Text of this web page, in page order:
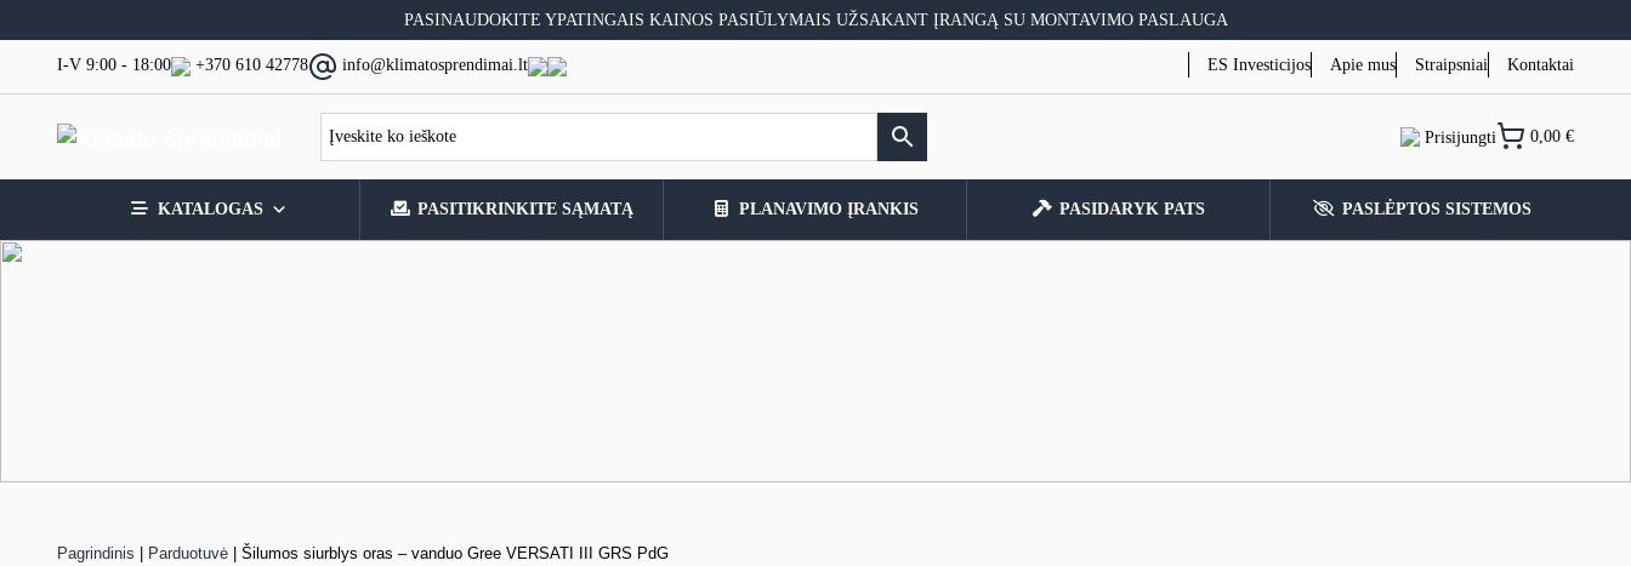
to
PASINAUDOKITE YPATINGAIS KAINOS PASIŪLYMAIS UŽSAKANT ĮRANGĄ SU MONTAVIMO PASLAUGA
I-V 9:00 - 18:00 +370 610 42778 info@klimatosprendimai.lt ES Investicijos Apie mus Straipsniai Kontaktai
Prisijungti 0,00 €
KATALOGAS PASITIKRINKITE SĄMATĄ PLANAVIMO ĮRANKIS PASIDARYK PATS PASLĖPTOS SISTEMOS
Pagrindinis Parduotuvė Šilumos siurblys oras – vanduo Gree VERSATI III GRS PdG